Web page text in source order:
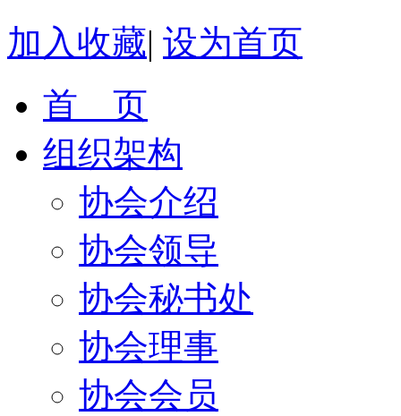
加入收藏| 设为首页
首 页
组织架构
协会介绍
协会领导
协会秘书处
协会理事
协会会员